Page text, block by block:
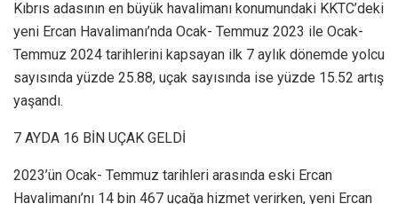
Kıbrıs adasının en büyük havalimanı konumundaki KKTC’deki
yeni Ercan Havalimanı’nda Ocak- Temmuz 2023 ile Ocak-
Temmuz 2024 tarihlerini kapsayan ilk 7 aylık dönemde yolcu
sayısında yüzde 25.88, uçak sayısında ise yüzde 15.52 artış
yaşandı.
7 AYDA 16 BİN UÇAK GELDİ
2023’ün Ocak- Temmuz tarihleri arasında eski Ercan
Havalimanı’nı 14 bin 467 uçağa hizmet verirken, yeni Ercan